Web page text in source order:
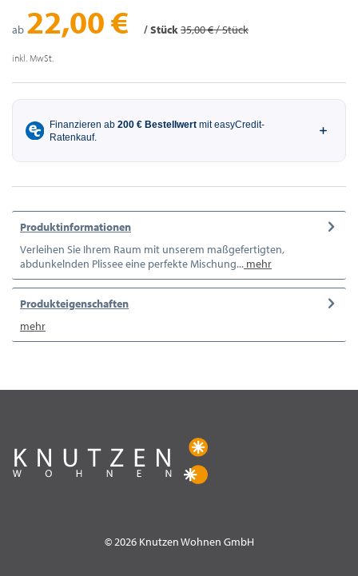
ab 22,00 € / Stück35,00 € / Stück
inkl. MwSt.
Produktinformationen
Verleihen Sie Ihrem Raum mit unserem maßgefertigten,
abdunkelnden Plissee eine perfekte Mischung... mehr
Produkteigenschaften
mehr
© 2026 Knutzen Wohnen GmbH